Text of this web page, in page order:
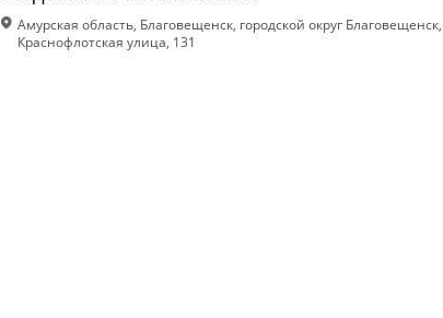
Амурская область, Благовещенск, городской округ Благовещенск,
Краснофлотская улица, 131